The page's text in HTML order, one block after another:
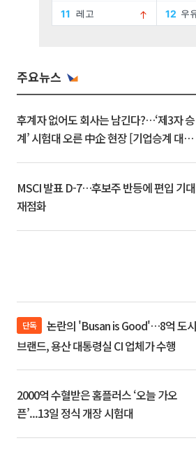
주요뉴스
후계자 없어도 회사는 남긴다?…‘제3자 승
계’ 시험대 오른 中企 현장 [기업승계 대전
MSCI 발표 D-7…후보주 반등에 편입 기대
재점화
단독
브랜드, 용산 대통령실 CI 업체가 수행
2000억 수혈받은 홈플러스 ‘오늘 가오
픈’...13일 정식 개장 시험대